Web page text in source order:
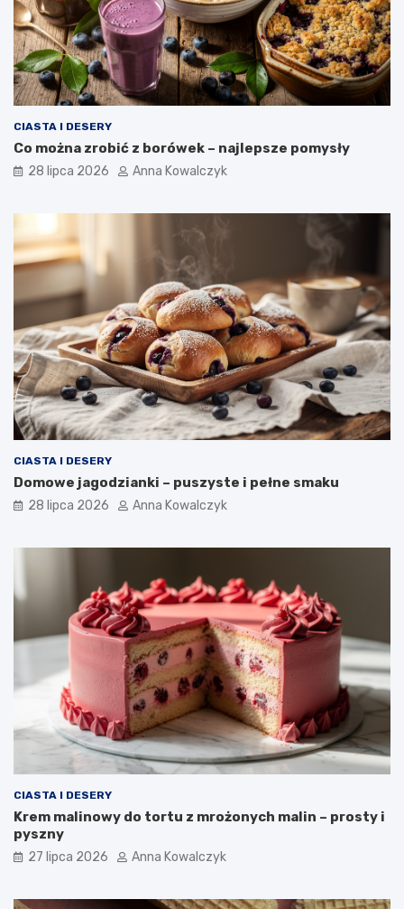
CIASTA I DESERY
Co można zrobić z borówek – najlepsze pomysły
28 lipca 2026 Anna Kowalczyk
CIASTA I DESERY
Domowe jagodzianki – puszyste i pełne smaku
28 lipca 2026 Anna Kowalczyk
CIASTA I DESERY
Krem malinowy do tortu z mrożonych malin – prosty i
pyszny
27 lipca 2026 Anna Kowalczyk